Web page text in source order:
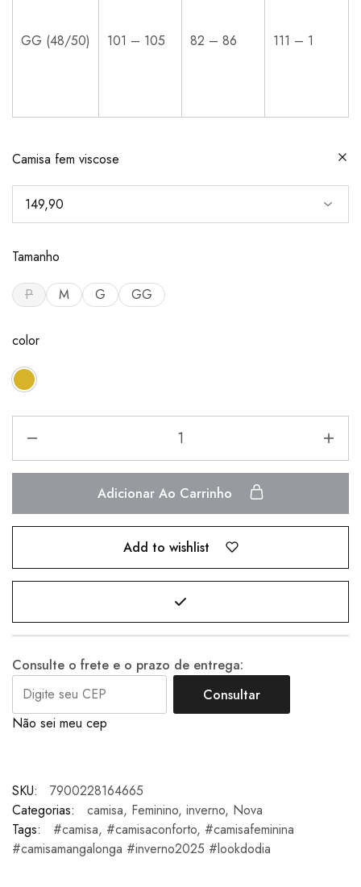
GG (48/50) 101 – 105 82 – 86 111 – 1
Camisa fem viscose
Tamanho
P M G GG
color
Adicionar Ao Carrinho
Add to wishlist
Consulte o frete e o prazo de entrega:
Consultar
Não sei meu cep
SKU:
7900228164665
Categorias:
camisa, Feminino, inverno, Nova
Tags:
#camisa, #camisaconforto, #camisafeminina
#camisamangalonga #inverno2025 #lookdodia